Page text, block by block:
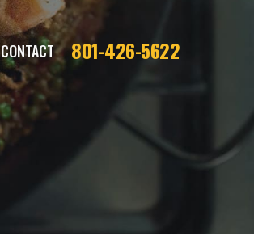
CONTACT 801-426-5622